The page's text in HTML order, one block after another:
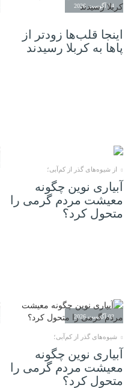
04 آگوست 2026
اینجا قلب‌ها زودتر از
پاها به کربلا رسیدند
از شیوه‌های گذر از کم‌آبی؛
آبیاری نوین چگونه
معیشت مردم گرمی را
متحول کرد؟
02 آگوست 2026
شیوه‌های گذر از کم‌آبی؛
آبیاری نوین چگونه
معیشت مردم گرمی را
متحول کرد؟